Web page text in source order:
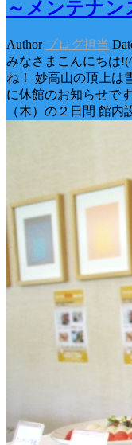
～メンテナン
Author ブログ担当
みなさまこんにちは
ね！ 妙高山の頂上は
に休館のお知らせで
（木）の２日間 館